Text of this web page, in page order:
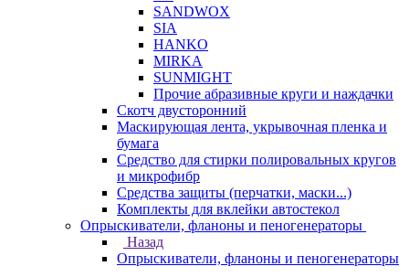
SANDWOX
SIA
HANKO
MIRKA
SUNMIGHT
Прочие абразивные круги и наждачки
Скотч двусторонний
Маскирующая лента, укрывочная пленка и
бумага
Средство для стирки полировальных кругов
и микрофибр
Средства защиты (перчатки, маски...)
Комплекты для вклейки автостекол
Опрыскиватели, фланоны и пеногенераторы
Назад
Опрыскиватели, фланоны и пеногенераторы